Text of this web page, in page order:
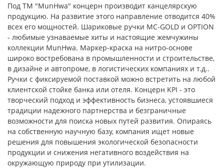
Под ТМ "MunHwa" концерн производит канцелярскую
продукцию. На развитие этого направление отводится 40%
всех его мощностей. Шариковые ручки MC-GOLD и OPTION
- любимые узнаваемые хиты и настоящие жемчужины
коллекции MunHwa. Маркер-краска на нитро-основе
широко востребована в промышленности и строительстве,
в дизайне и автопроме, в логистических компаниях и т.д..
Ручки с фиксируемой поставкой можно встретить на любой
клиентской стойке банка или отеля. Концерн KPI - это
творческий подход и эффективность бизнеса, устоявшиеся
традиции надежного партнерства и безграничные
возможности для поиска новых путей развития. Опираясь
на собственную научную базу, компания ищет новые
решения для повышения экологической безопасности
продукции и снижения негативного воздействия на
окружающую природу при утилизации.